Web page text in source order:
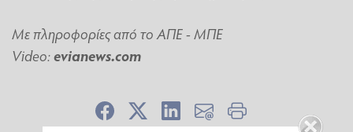
Με πληροφορίες από το ΑΠΕ - ΜΠΕ
Video:evianews.com